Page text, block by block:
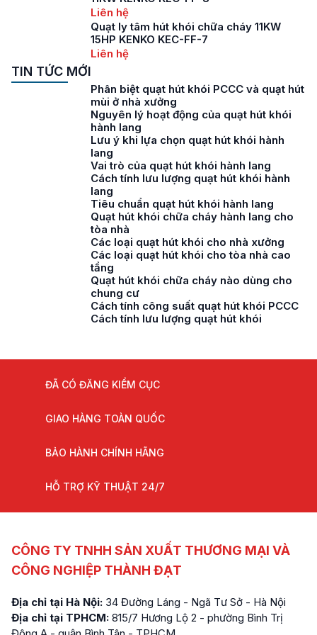
Liên hệ
Quạt ly tâm hút khói chữa cháy 11KW
15HP KENKO KEC-FF-7
Liên hệ
TIN TỨC MỚI
Phân biệt quạt hút khói PCCC và quạt hút
mùi ở nhà xưởng
Nguyên lý hoạt động của quạt hút khói
hành lang
Lưu ý khi lựa chọn quạt hút khói hành
lang
Vai trò của quạt hút khói hành lang
Cách tính lưu lượng quạt hút khói hành
lang
Tiêu chuẩn quạt hút khói hành lang
Quạt hút khói chữa cháy hành lang cho
tòa nhà
Các loại quạt hút khói cho nhà xưởng
Các loại quạt hút khói cho tòa nhà cao
tầng
Quạt hút khói chữa cháy nào dùng cho
chung cư
Cách tính công suất quạt hút khói PCCC
Cách tính lưu lượng quạt hút khói
ĐÃ CÓ ĐĂNG KIỂM CỤC
GIAO HÀNG TOÀN QUỐC
BẢO HÀNH CHÍNH HÃNG
HỖ TRỢ KỸ THUẬT 24/7
CÔNG TY TNHH SẢN XUẤT THƯƠNG MẠI VÀ
CÔNG NGHIỆP THÀNH ĐẠT
Địa chỉ tại Hà Nội: 34 Đường Láng - Ngã Tư Sở - Hà Nội
Địa chỉ tại TPHCM: 815/7 Hương Lộ 2 - phường Bình Trị